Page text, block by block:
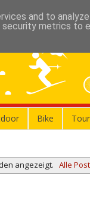
Bike
angezeigt. Alle
and to
metrics to